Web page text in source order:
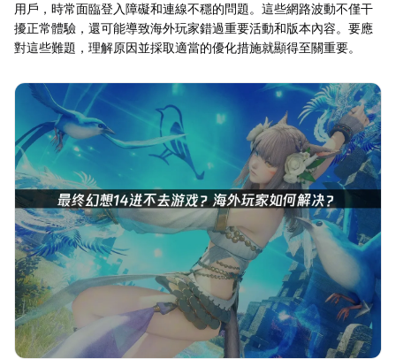
用戶，時常面臨登入障礙和連線不穩的問題。這些網路波動不僅干
擾正常體驗，還可能導致海外玩家錯過重要活動和版本內容。要應
對這些難題，理解原因並採取適當的優化措施就顯得至關重要。